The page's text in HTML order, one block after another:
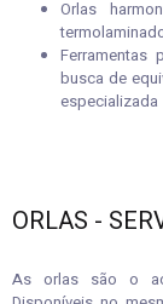
Orlas
Ferramentas
busca de
especializada
ORLAS -
As orlas são o